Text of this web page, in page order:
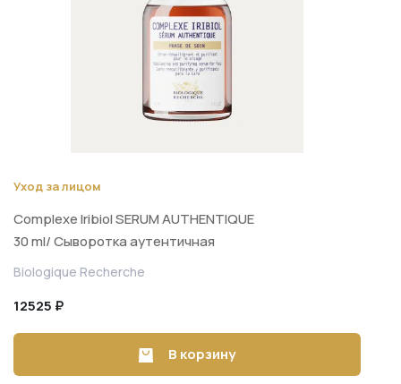
Уход за лицом
Complexe Iribiol SERUM AUTHENTIQUE
30 ml/ Сыворотка аутентичная
балансирующая и очищающая для
Biologique Recherche
12525 ₽
В корзину